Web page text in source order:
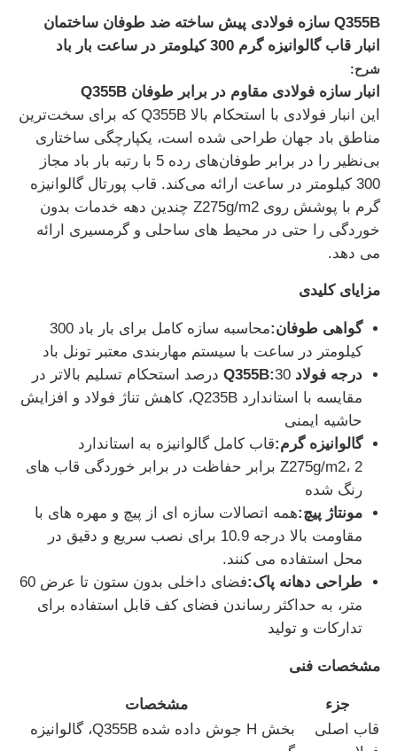
خانه
محصولات
دربارهی ما
کارخانه تور
کنترل کیفیت
تماس با ما
درخواست نقل قول
خانه های ساخته شده از فولاد سبک
کارگاه سازه های فولادی
Q355B سازه فولادی پیش ساخته ضد طوفان ساختمان
انبار قاب گالوانیزه گرم 300 کیلومتر در ساعت بار باد
شرح:
انبار سازه فولادی مقاوم در برابر طوفان Q355B
این انبار فولادی با استحکام بالا Q355B که برای سخت‌ترین
مناطق باد جهان طراحی شده است، یکپارچگی ساختاری
بی‌نظیر را در برابر طوفان‌های رده 5 با رتبه بار باد مجاز
300 کیلومتر در ساعت ارائه می‌کند. قاب پورتال گالوانیزه
گرم با پوشش روی Z275g/m2 چندین دهه خدمات بدون
خوردگی را حتی در محیط های ساحلی و گرمسیری ارائه
می دهد.
مزایای کلیدی
گواهی طوفان:
محاسبه سازه کامل برای بار باد 300
کیلومتر در ساعت با سیستم مهاربندی معتبر تونل باد
درجه فولاد Q355B:
30 درصد استحکام تسلیم بالاتر در
مقایسه با استاندارد Q235B، کاهش تناژ فولاد و افزایش
حاشیه ایمنی
گالوانیزه گرم:قاب کامل گالوانیزه به استاندارد
Z275g/m2، 2 برابر حفاظت در برابر خوردگی قاب های
رنگ شده
مونتاژ پیچ:همه اتصالات سازه ای از پیچ و مهره های با
مقاومت بالا درجه 10.9 برای نصب سریع و دقیق در
محل استفاده می کنند.
طراحی دهانه پاک:
فضای داخلی بدون ستون تا عرض 60
متر، به حداکثر رساندن فضای کف قابل استفاده برای
تدارکات و تولید
مشخصات فنی
جزء
مشخصات
قاب اصلی
بخش H جوش داده شده Q355B، گالوانیزه